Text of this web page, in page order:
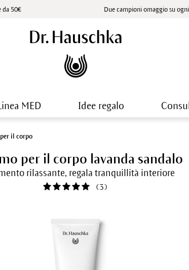
da 50€ Due campioni omaggio su
Linea MED Idee regalo
il corpo
per il corpo lavanda sandalo
rilassante, regala tranquillità interiore
(3)